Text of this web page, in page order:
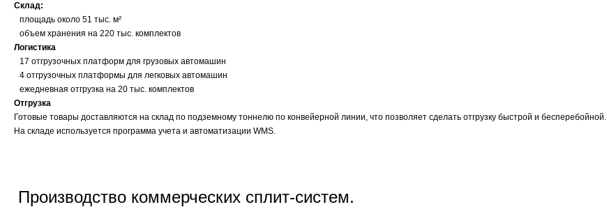
Склад:
площадь около 51 тыс. м²
объем хранения на 220 тыс. комплектов
Логистика
17 отгрузочных платформ для грузовых автомашин
4 отгрузочных платформы для легковых автомашин
ежедневная отгрузка на 20 тыс. комплектов
Отгрузка
Готовые товары доставляются на склад по подземному тоннелю по конвейерной линии, что позволяет сделать отгрузку быстрой и бесперебойной.
На складе используется программа учета и автоматизации WMS.
Производство коммерческих сплит-систем.